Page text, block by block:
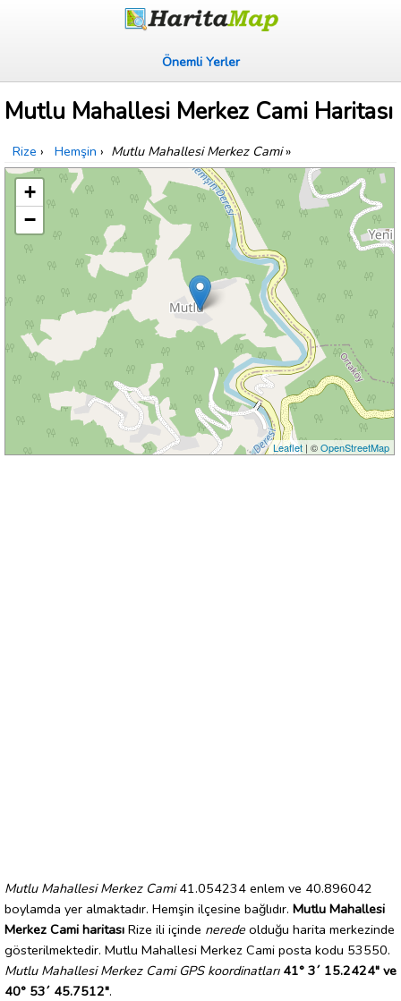
Önemli Yerler
Mutlu Mahallesi Merkez Cami Haritası
Rize › Hemşin › Mutlu Mahallesi Merkez Cami»
+
−
Leaflet| ©OpenStreetMap
Mutlu Mahallesi Merkez Cami41.054234 enlem ve 40.896042
boylamda yer almaktadır. Hemşin ilçesine bağlıdır. Mutlu Mahallesi
Merkez Cami haritası Rize ili içinde nerede olduğu harita merkezinde
gösterilmektedir. Mutlu Mahallesi Merkez Cami posta kodu 53550.
Mutlu Mahallesi Merkez Cami GPS koordinatları 41° 3´ 15.2424" ve
40° 53´ 45.7512".